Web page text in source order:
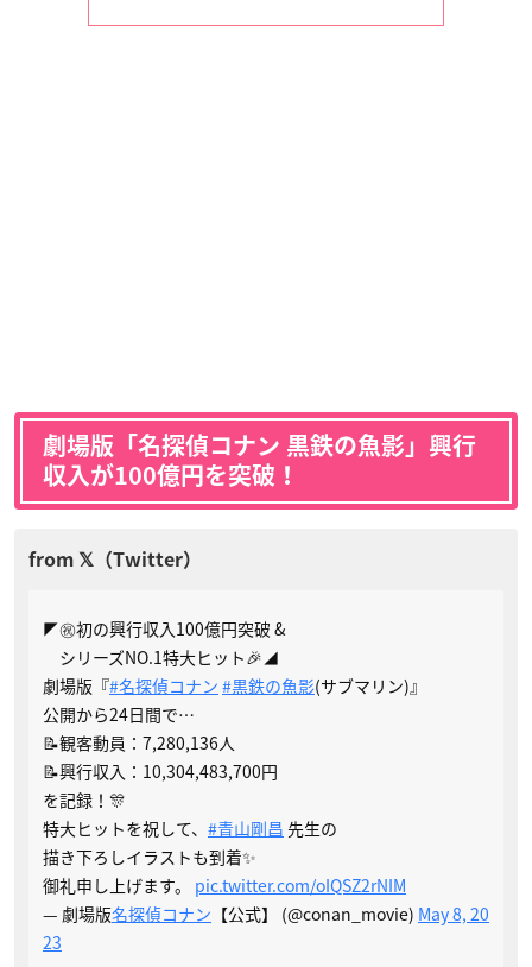
劇場版「名探偵コナン 黒鉄の魚影」興行
収入が100億円を突破！
◤㊗初の興行収入100億円突破 &
シリーズNO.1特大ヒット🎉◢
劇場版『#名探偵コナン #黒鉄の魚影(サブマリン)』
公開から24日間で…
📝観客動員：7,280,136人
📝興行収入：10,304,483,700円
を記録！🎊
特大ヒットを祝して、 #青山剛昌 先生の
描き下ろしイラストも到着✨
御礼申し上げます。 pic.twitter.com/oIQSZ2rNIM
— 劇場版名探偵コナン 【公式】 (@conan_movie) May 8, 20
23